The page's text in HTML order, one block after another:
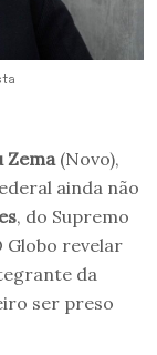
Zema (Novo),
ainda não
, do Supremo
Globo revelar
da
ser preso